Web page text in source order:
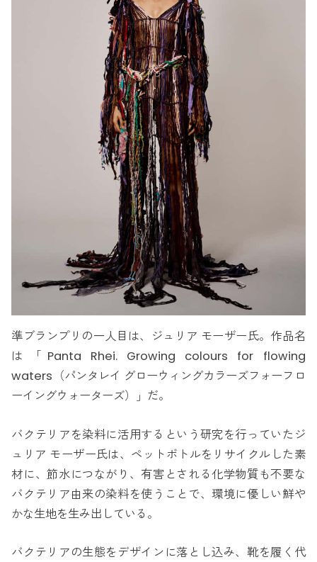
準ブランプリの一人目は、ジュリア モーザー氏。作品名
は「Panta Rhei. Growing colours for flowing
waters（パンタレイ グローウィングカラーズフォーフロ
ーイングウォーターズ）」だ。
バクテリアを染料に活用するという研究を行っていたジ
ュリア モーザー氏は、ペットボトルをリサイクルした素
材に、節水につながり、有害とされる化学物質も不要な
バクテリア由来の染料を使うことで、環境に優しい鮮や
かな生地を生み出している。
バクテリアの生態をデザインに落とし込み、靴を履く代